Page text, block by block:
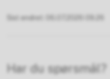
Sist endret
Har du spørsmål?